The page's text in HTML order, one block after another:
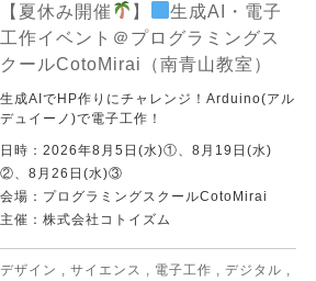
【夏休み開催 】
生成AI・電子
工作イベント＠プログラミングス
クールCotoMirai（南青山教室）
生成AIでHP作りにチャレンジ！Arduino(アル
デュイーノ)で電子工作！
日時：2026年8月5日(水)①、8月19日(水)
②、8月26日(水)③
会場：プログラミングスクールCotoMirai
主催：株式会社コトイズム
デザイン サイエンス 電子工作 デジタル